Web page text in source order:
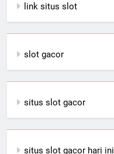
link situs slot
slot gacor
situs slot gacor
situs slot gacor hari ini